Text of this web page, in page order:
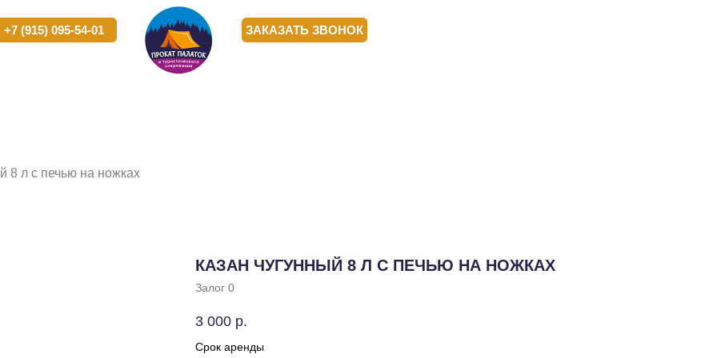
КОРПОРАТИВНЫМ
КЛИЕНТАМ
095-54-01 ЗАКАЗАТЬ ЗВОНОК
КОРПОРАТИВНЫМ
КЛИЕНТАМ
095-54-01 ЗАКАЗАТЬ ЗВОНОК
8 л с печью на ножках
КАЗАН ЧУГУННЫЙ 8 Л С ПЕЧЬЮ НА НОЖКАХ
Залог 0
3 000 р.
Срок аренды